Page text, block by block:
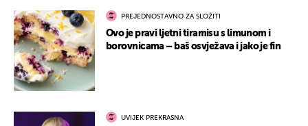
PREJEDNOSTAVNO ZA SLOŽITI
Ovo je pravi ljetni tiramisu s limunom i
borovnicama – baš osvježava i jako je fin
UVIJEK PREKRASNA